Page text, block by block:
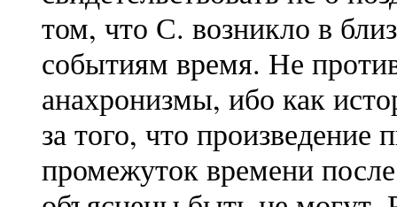
том, что С. возникло в
событиям время. Не
анахронизмы, ибо как
за того, что произведение
промежуток времени